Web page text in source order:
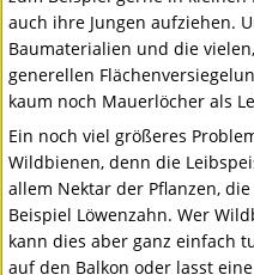
auch ihre Jungen aufziehen.
Baumaterialien und die
generellen
kaum noch Mauerlöcher als
Ein noch viel größeres
Wildbienen, denn die
allem Nektar der Pflanzen,
Beispiel Löwenzahn. Wer
kann dies aber ganz einfach
auf den Balkon oder lasst